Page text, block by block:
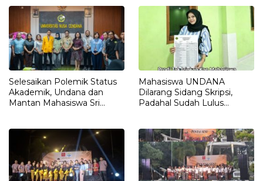
Selesaikan Polemik Status
Akademik, Undana dan
Mantan Mahasiswa Sri
Terbuka
Mahasiswa UNDANA
Dilarang Sidang Skripsi,
Padahal Sudah Lulus